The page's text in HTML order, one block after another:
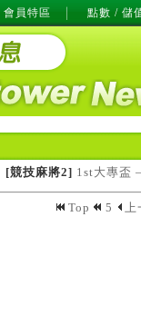
會員特區 點數 / 儲
[競技麻將2] 1st大專盃
Top 5 上